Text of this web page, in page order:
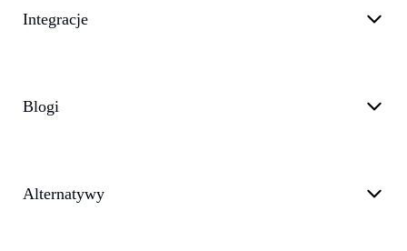
Integracje
Blogi
Alternatywy